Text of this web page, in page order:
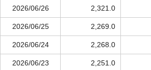
2026/06/26 2,321.0
2026/06/25 2,269.0
2026/06/24 2,268.0
2026/06/23 2,251.0